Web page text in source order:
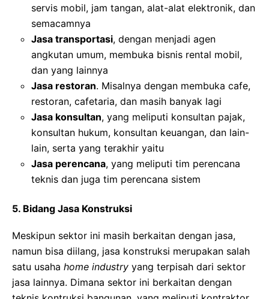
servis mobil, jam tangan, alat-alat elektronik, dan
semacamnya
Jasa transportasi, dengan menjadi agen
angkutan umum, membuka bisnis rental mobil,
dan yang lainnya
Jasa restoran. Misalnya dengan membuka cafe,
restoran, cafetaria, dan masih banyak lagi
Jasa konsultan, yang meliputi konsultan pajak,
konsultan hukum, konsultan keuangan, dan lain-
lain, serta yang terakhir yaitu
Jasa perencana, yang meliputi tim perencana
teknis dan juga tim perencana sistem
5. Bidang Jasa Konstruksi
Meskipun sektor ini masih berkaitan dengan jasa,
namun bisa diilang, jasa konstruksi merupakan salah
satu usaha home industry yang terpisah dari sektor
jasa lainnya. Dimana sektor ini berkaitan dengan